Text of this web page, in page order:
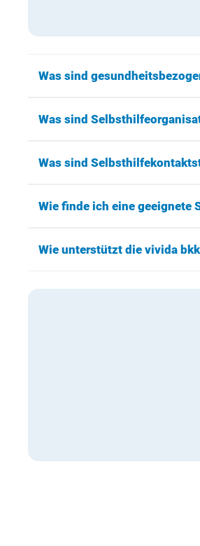
Was sind
Was sind
Was sind
Wie finde ich eine geeignete
Wie unterstützt die vivida